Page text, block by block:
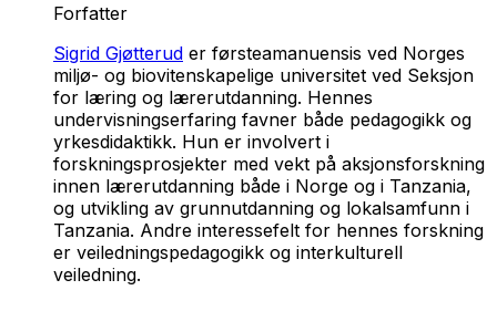
Forfatter
Sigrid Gjøtterud er førsteamanuensis ved Norges
miljø- og biovitenskapelige universitet ved Seksjon
for læring og lærerutdanning. Hennes
undervisningserfaring favner både pedagogikk og
yrkesdidaktikk. Hun er involvert i
forskningsprosjekter med vekt på aksjonsforskning
innen lærerutdanning både i Norge og i Tanzania,
og utvikling av grunnutdanning og lokalsamfunn i
Tanzania. Andre interessefelt for hennes forskning
er veiledningspedagogikk og interkulturell
veiledning.